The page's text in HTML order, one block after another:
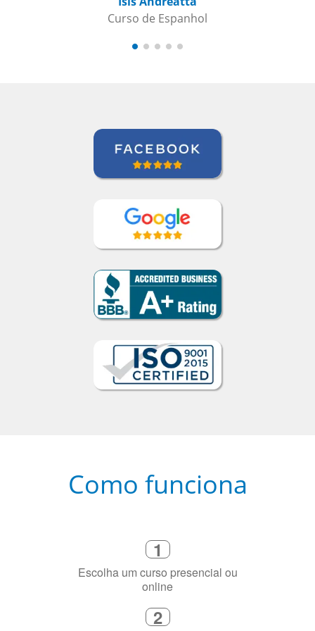
Curso de Espanhol
Como funciona
1
Escolha um curso presencial ou
online
2